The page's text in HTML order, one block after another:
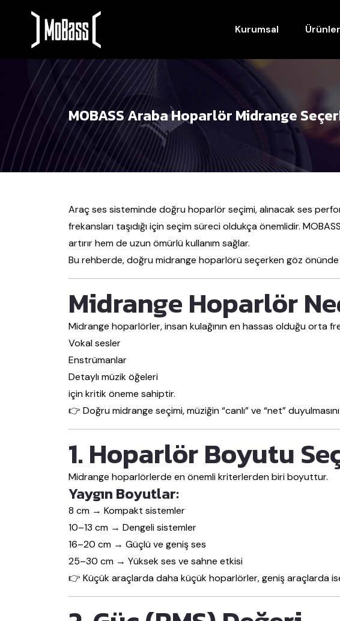
Kurumsal Ürünler
MOBASS Araba Hoparlör Midrange
Araç ses sisteminde doğru hoparlör seçimi, alınacak ses
frekansları taşıdığı için seçim süreci oldukça önemlidir.
artırır hem de uzun ömürlü kullanım sağlar.
Bu rehberde, doğru midrange hoparlörü seçerken göz önünde
Midrange Hoparlör
Midrange hoparlörler, insan kulağının en hassas olduğu orta
Vokal sesler
Enstrümanlar
Detaylı müzik öğeleri
için kritik öneme sahiptir.
👉 Doğru midrange seçimi, müziğin “canlı” ve “net”
1. Hoparlör Boyutu
Midrange hoparlörlerde en önemli kriterlerden biri boyuttur.
Yaygın Boyutlar:
8 cm → Kompakt sistemler
10–13 cm → Dengeli sistemler
16–20 cm → Güçlü ve geniş ses
25–30 cm → Yüksek ses ve sahne etkisi
👉 Küçük araçlarda daha küçük hoparlörler, geniş araçlarda